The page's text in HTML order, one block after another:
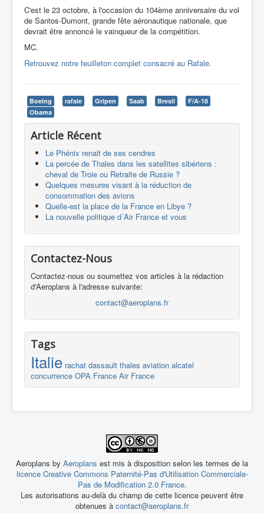
C'est le 23 octobre, à l'occasion du 104ème anniversaire du vol
de Santos-Dumont, grande fête aéronautique nationale, que
devrait être annoncé le vainqueur de la compétition.
MC.
Retrouvez notre feuilleton complet consacré au Rafale.
Boeing rafale Gripen Saab Bresil
F/A-18
Obama
Article Récent
Le Phénix renait de ses cendres
La percée de Thales dans les satellites sibériens :
cheval de Troie ou Retraite de Russie ?
Quelques mesures visant à la réduction de
consommation des avions
Quelle-est la place de la France en Libye ?
La nouvelle politique d´Air France et vous
Contactez-Nous
Contactez-nous ou soumettez vos articles à la rédaction
d'Aeroplans à l'adresse suivante:
contact@aeroplans.fr
Tags
Italie rachat dassault thales aviation alcatel
concurrence OPA France Air France
Aeroplans by Aeroplans est mis à disposition selon les termes de la
licence Creative Commons Paternité-Pas d'Utilisation Commerciale-
Pas de Modification 2.0 France.
Les autorisations au-delà du champ de cette licence peuvent être
obtenues à contact@aeroplans.fr